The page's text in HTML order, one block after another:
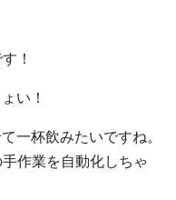
！
い！
一杯飲みたいですね。
作業を自動化しちゃ